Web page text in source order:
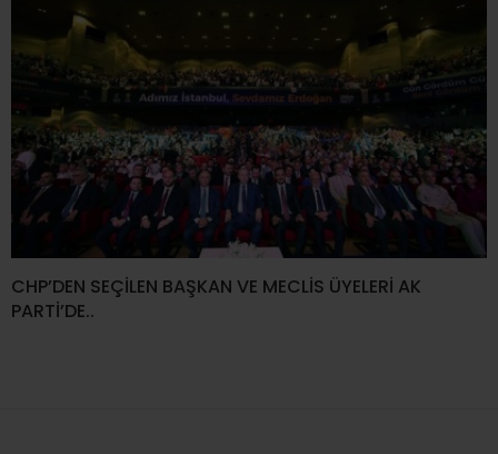
CHP’DEN SEÇİLEN BAŞKAN VE MECLİS ÜYELERİ AK
PARTİ’DE..